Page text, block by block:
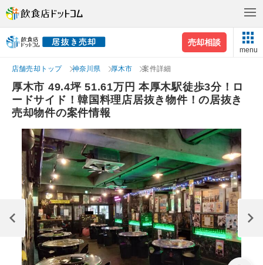
売却相談
menu
店舗売却トップ 神奈川県 厚木市 案件詳細
厚木市 49.4坪 51.61万円 本厚木駅徒歩3分！ロ
ードサイド！韓国料理店居抜き物件！の居抜き
売却物件の案件情報